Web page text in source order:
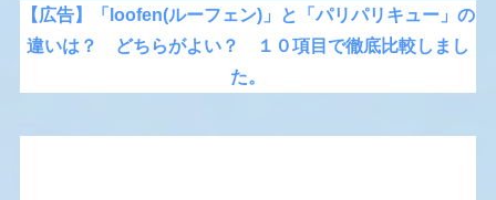
【広告】「loofen(ルーフェン)」と「パリパリキュー」の
違いは？ どちらがよい？ １０項目で徹底比較しまし
た。